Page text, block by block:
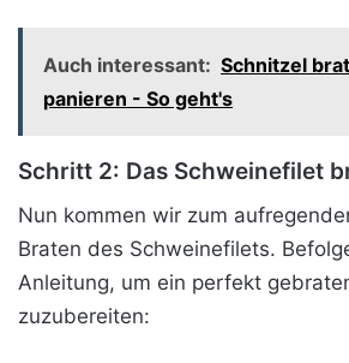
Auch interessant: Schnitzel
panieren - So geht's
Schritt 2: Das Schweinefilet
Nun kommen wir zum
Braten des Schweinefilets.
Anleitung, um ein perfekt
zuzubereiten: